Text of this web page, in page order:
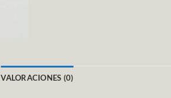
VALORACIONES (0)